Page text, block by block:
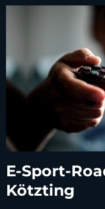
E-Sport-
Kötzting